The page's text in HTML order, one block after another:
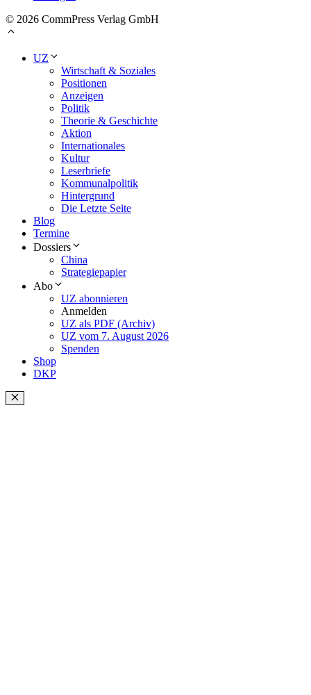
© 2026 CommPress Verlag GmbH
UZ
Wirtschaft & Soziales
Positionen
Anzeigen
Politik
Theorie & Geschichte
Aktion
Internationales
Kultur
Leserbriefe
Kommunalpolitik
Hintergrund
Die Letzte Seite
Blog
Termine
Dossiers
China
Strategiepapier
Abo
UZ abonnieren
Anmelden
UZ als PDF (Archiv)
UZ vom 7. August 2026
Spenden
Shop
DKP
Schließen